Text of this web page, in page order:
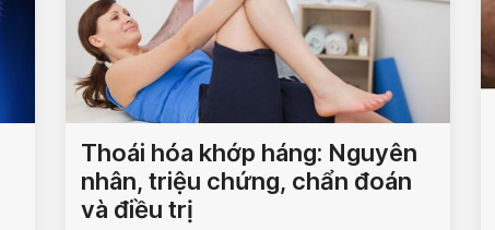
Thoái hóa khớp háng: Nguyên
nhân, triệu chứng, chẩn đoán
và điều trị